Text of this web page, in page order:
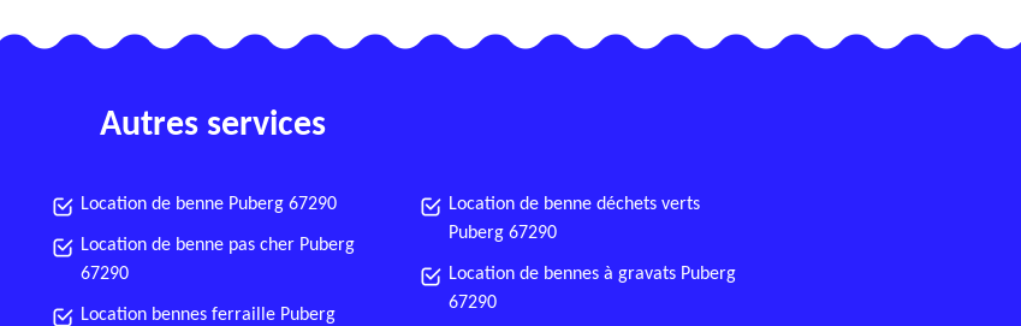
Autres services
Location de benne Puberg 67290
Location de benne pas cher Puberg
67290
Location bennes ferraille Puberg
Location de benne déchets verts
Puberg 67290
Location de bennes à gravats Puberg
67290